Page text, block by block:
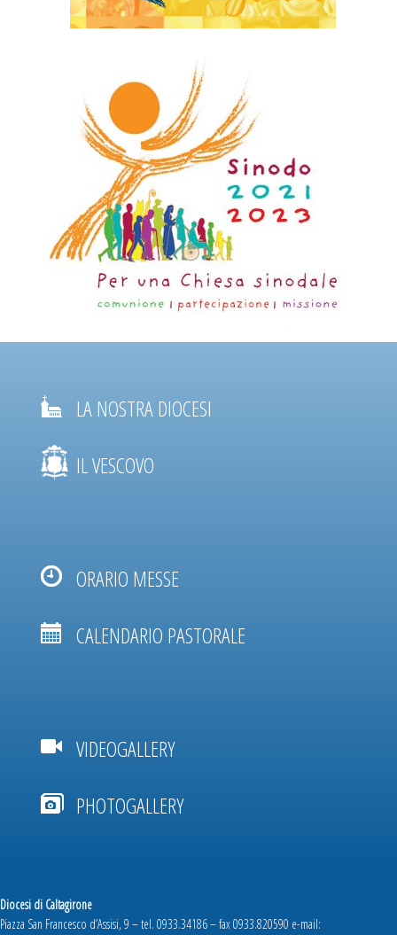
LA NOSTRA DIOCESI
IL VESCOVO
ORARIO MESSE
CALENDARIO PASTORALE
VIDEOGALLERY
PHOTOGALLERY
Diocesi di Caltagirone
Piazza San Francesco d’Assisi, 9 – tel. 0933.34186 – fax 0933.820590 e-mail: